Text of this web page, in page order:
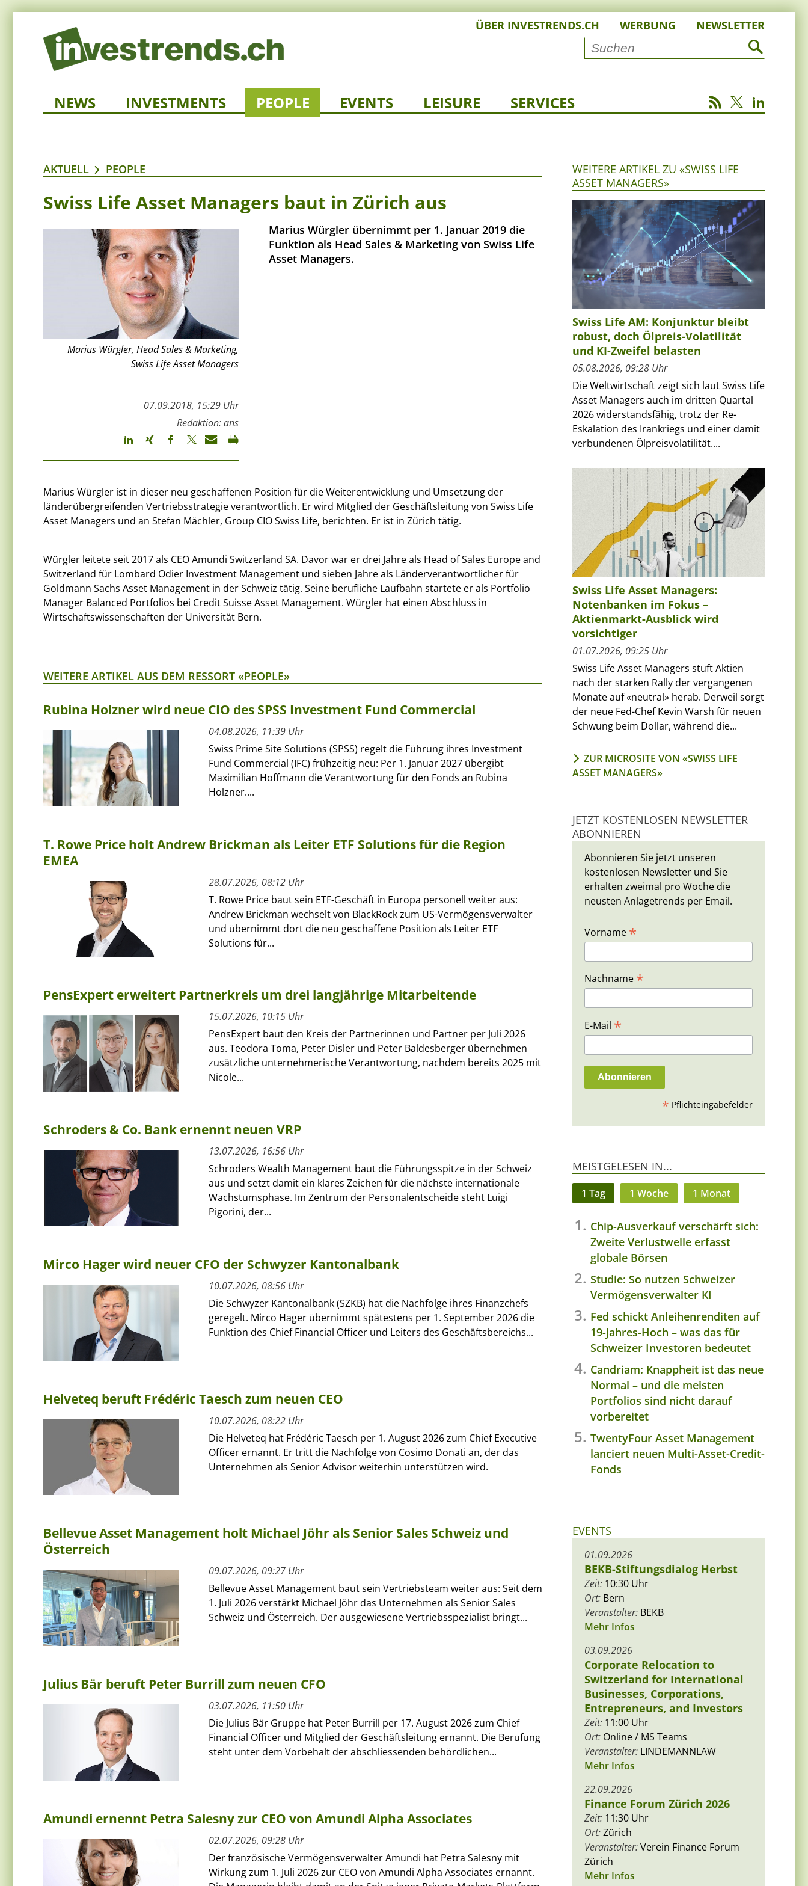
ÜBER INVESTRENDS.CH WERBUNG NEWSLETTER
NEWS INVESTMENTS PEOPLE EVENTS LEISURE SERVICES
AKTUELL PEOPLE
Swiss Life Asset Managers baut in Zürich aus
Marius Würgler, Head Sales & Marketing,
Swiss Life Asset Managers
Marius Würgler übernimmt per 1. Januar 2019 die
Funktion als Head Sales & Marketing von Swiss Life
Asset Managers.
07.09.2018, 15:29 Uhr
Redaktion: ans
Marius Würgler ist in dieser neu geschaffenen Position für die Weiterentwicklung und Umsetzung der
länderübergreifenden Vertriebsstrategie verantwortlich. Er wird Mitglied der Geschäftsleitung von Swiss Life
Asset Managers und an Stefan Mächler, Group CIO Swiss Life, berichten. Er ist in Zürich tätig.
Würgler leitete seit 2017 als CEO Amundi Switzerland SA. Davor war er drei Jahre als Head of Sales Europe and
Switzerland für Lombard Odier Investment Management und sieben Jahre als Länderverantwortlicher für
Goldmann Sachs Asset Management in der Schweiz tätig. Seine berufliche Laufbahn startete er als Portfolio
Manager Balanced Portfolios bei Credit Suisse Asset Management. Würgler hat einen Abschluss in
Wirtschaftswissenschaften der Universität Bern.
WEITERE ARTIKEL AUS DEM RESSORT «PEOPLE»
Rubina Holzner wird neue CIO des SPSS Investment Fund Commercial
04.08.2026, 11:39 Uhr
Swiss Prime Site Solutions (SPSS) regelt die Führung ihres Investment
Fund Commercial (IFC) frühzeitig neu: Per 1. Januar 2027 übergibt
Maximilian Hoffmann die Verantwortung für den Fonds an Rubina
Holzner....
T. Rowe Price holt Andrew Brickman als Leiter ETF Solutions für die Region
EMEA
28.07.2026, 08:12 Uhr
T. Rowe Price baut sein ETF-Geschäft in Europa personell weiter aus:
Andrew Brickman wechselt von BlackRock zum US-Vermögensverwalter
und übernimmt dort die neu geschaffene Position als Leiter ETF
Solutions für...
PensExpert erweitert Partnerkreis um drei langjährige Mitarbeitende
15.07.2026, 10:15 Uhr
PensExpert baut den Kreis der Partnerinnen und Partner per Juli 2026
aus. Teodora Toma, Peter Disler und Peter Baldesberger übernehmen
zusätzliche unternehmerische Verantwortung, nachdem bereits 2025 mit
Nicole...
Schroders & Co. Bank ernennt neuen VRP
13.07.2026, 16:56 Uhr
Schroders Wealth Management baut die Führungsspitze in der Schweiz
aus und setzt damit ein klares Zeichen für die nächste internationale
Wachstumsphase. Im Zentrum der Personalentscheide steht Luigi
Pigorini, der...
Mirco Hager wird neuer CFO der Schwyzer Kantonalbank
10.07.2026, 08:56 Uhr
Die Schwyzer Kantonalbank (SZKB) hat die Nachfolge ihres Finanzchefs
geregelt. Mirco Hager übernimmt spätestens per 1. September 2026 die
Funktion des Chief Financial Officer und Leiters des Geschäftsbereichs...
Helveteq beruft Frédéric Taesch zum neuen CEO
10.07.2026, 08:22 Uhr
Die Helveteq hat Frédéric Taesch per 1. August 2026 zum Chief Executive
Officer ernannt. Er tritt die Nachfolge von Cosimo Donati an, der das
Unternehmen als Senior Advisor weiterhin unterstützen wird.
Bellevue Asset Management holt Michael Jöhr als Senior Sales Schweiz und
Österreich
09.07.2026, 09:27 Uhr
Bellevue Asset Management baut sein Vertriebsteam weiter aus: Seit dem
1. Juli 2026 verstärkt Michael Jöhr das Unternehmen als Senior Sales
Schweiz und Österreich. Der ausgewiesene Vertriebsspezialist bringt...
Julius Bär beruft Peter Burrill zum neuen CFO
03.07.2026, 11:50 Uhr
Die Julius Bär Gruppe hat Peter Burrill per 17. August 2026 zum Chief
Financial Officer und Mitglied der Geschäftsleitung ernannt. Die Berufung
steht unter dem Vorbehalt der abschliessenden behördlichen...
Amundi ernennt Petra Salesny zur CEO von Amundi Alpha Associates
02.07.2026, 09:28 Uhr
Der französische Vermögensverwalter Amundi hat Petra Salesny mit
Wirkung zum 1. Juli 2026 zur CEO von Amundi Alpha Associates ernannt.
WEITERE ARTIKEL ZU «SWISS LIFE
ASSET MANAGERS»
Swiss Life AM: Konjunktur bleibt
robust, doch Ölpreis-Volatilität
und KI-Zweifel belasten
05.08.2026, 09:28 Uhr
Die Weltwirtschaft zeigt sich laut Swiss Life
Asset Managers auch im dritten Quartal
2026 widerstandsfähig, trotz der Re-
Eskalation des Irankriegs und einer damit
verbundenen Ölpreisvolatilität....
Swiss Life Asset Managers:
Notenbanken im Fokus –
Aktienmarkt-Ausblick wird
vorsichtiger
01.07.2026, 09:25 Uhr
Swiss Life Asset Managers stuft Aktien
nach der starken Rally der vergangenen
Monate auf «neutral» herab. Derweil sorgt
der neue Fed-Chef Kevin Warsh für neuen
Schwung beim Dollar, während die...
ZUR MICROSITE VON «SWISS LIFE
ASSET MANAGERS»
JETZT KOSTENLOSEN NEWSLETTER
ABONNIEREN
Abonnieren Sie jetzt unseren
kostenlosen Newsletter und Sie
erhalten zweimal pro Woche die
neusten Anlagetrends per Email.
Vorname *
Nachname *
E-Mail *
* Pflichteingabefelder
MEISTGELESEN IN...
1 Tag 1 Woche 1 Monat
Chip-Ausverkauf verschärft sich:
Zweite Verlustwelle erfasst
globale Börsen
Studie: So nutzen Schweizer
Vermögensverwalter KI
Fed schickt Anleihenrenditen auf
19-Jahres-Hoch – was das für
Schweizer Investoren bedeutet
Candriam: Knappheit ist das neue
Normal – und die meisten
Portfolios sind nicht darauf
vorbereitet
TwentyFour Asset Management
lanciert neuen Multi-Asset-Credit-
Fonds
EVENTS
01.09.2026
BEKB-Stiftungsdialog Herbst
Zeit: 10:30 Uhr
Ort: Bern
Veranstalter: BEKB
Mehr Infos
03.09.2026
Corporate Relocation to
Switzerland for International
Businesses, Corporations,
Entrepreneurs, and Investors
Zeit: 11:00 Uhr
Ort: Online / MS Teams
Veranstalter: LINDEMANNLAW
Mehr Infos
22.09.2026
Finance Forum Zürich 2026
Zeit: 11:30 Uhr
Ort:Zürich
Veranstalter:Verein Finance Forum
Zürich
Mehr Infos